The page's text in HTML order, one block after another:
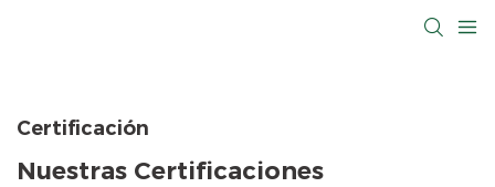
Certificación
Nuestras Certificaciones